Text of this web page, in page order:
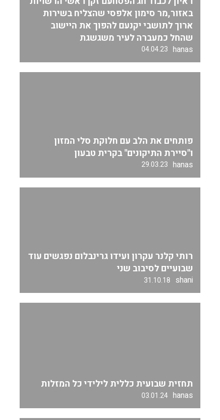
באזור,מר סימון אלפסי שהצליח בשירות
ארוך לתושבי יקנעם להפוך את היישוב
שהחל כמעברה לעיר משגשגת
hanas
04.04.23
פותחים את הלב עם חלוקת סלי המזון
ו"סיירת התיקונים" בקרית טבעון
hanas
29.03.23
רותי קלנר עקרון ועידו גרינבלום נפגשים עוד
שבועיים לסיבוב שני
shani
31.10.18
תחזית שבועית כללית לילידי כל המזלות
hanas
03.01.24